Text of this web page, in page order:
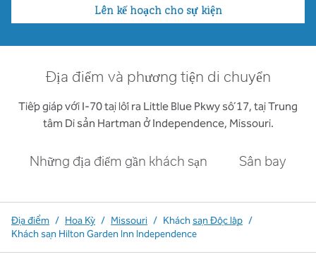
Lên kế hoạch cho sự kiện
Địa điểm và phương tiện di chuyển
Tiếp giáp với I-70 tại lối ra Little Blue Pkwy số 17, tại Trung
tâm Di sản Hartman ở Independence, Missouri.
Những địa điểm gần khách sạn Sân bay
Địa điểm / Hoa Kỳ / Missouri / Kháchsạn Độc lập /
Khách sạn Hilton Garden Inn Independence